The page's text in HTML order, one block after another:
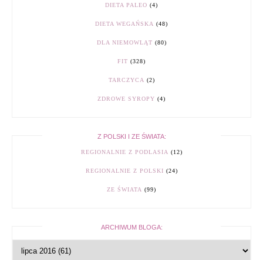
DIETA PALEO (4)
DIETA WEGAŃSKA (48)
DLA NIEMOWLĄT (80)
FIT (328)
TARCZYCA (2)
ZDROWE SYROPY (4)
Z POLSKI I ZE ŚWIATA:
REGIONALNIE Z PODLASIA (12)
REGIONALNIE Z POLSKI (24)
ZE ŚWIATA (99)
ARCHIWUM BLOGA: